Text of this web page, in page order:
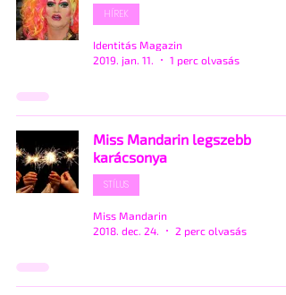
HÍREK
Identitás Magazin
2019. jan. 11.
1 perc olvasás
Miss Mandarin legszebb
karácsonya
STÍLUS
Miss Mandarin
2018. dec. 24.
2 perc olvasás